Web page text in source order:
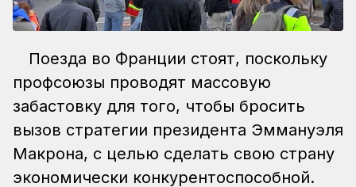
Поезда во Франции стоят, поскольку
профсоюзы проводят массовую
забастовку для того, чтобы бросить
вызов стратегии президента Эммануэля
Макрона, с целью сделать свою страну
экономически конкурентоспособной.